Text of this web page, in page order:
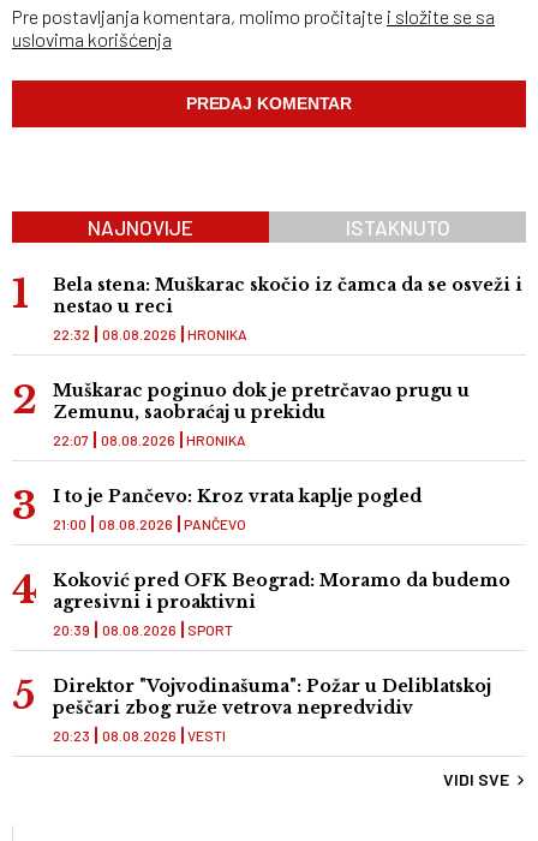
Pre postavljanja komentara, molimo pročitajte i složite se sa
uslovima korišćenja
NAJNOVIJE ISTAKNUTO
Bela stena: Muškarac skočio iz čamca da se osveži i
nestao u reci
HRONIKA
22:32 08.08.2026
Muškarac poginuo dok je pretrčavao prugu u
Zemunu, saobraćaj u prekidu
HRONIKA
22:07 08.08.2026
I to je Pančevo: Kroz vrata kaplje pogled
PANČEVO
21:00 08.08.2026
Koković pred OFK Beograd: Moramo da budemo
agresivni i proaktivni
SPORT
20:39 08.08.2026
Direktor "Vojvodinašuma": Požar u Deliblatskoj
peščari zbog ruže vetrova nepredvidiv
VESTI
20:23 08.08.2026
VIDI SVE